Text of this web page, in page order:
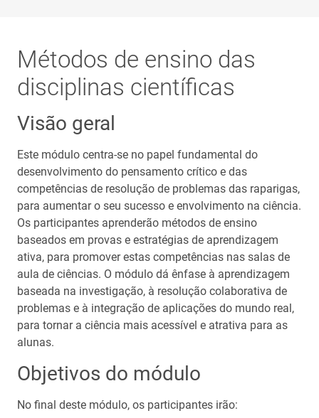
Métodos de ensino das
disciplinas científicas
Visão geral
Este módulo centra-se no papel fundamental do
desenvolvimento do pensamento crítico e das
competências de resolução de problemas das raparigas,
para aumentar o seu sucesso e envolvimento na ciência.
Os participantes aprenderão métodos de ensino
baseados em provas e estratégias de aprendizagem
ativa, para promover estas competências nas salas de
aula de ciências. O módulo dá ênfase à aprendizagem
baseada na investigação, à resolução colaborativa de
problemas e à integração de aplicações do mundo real,
para tornar a ciência mais acessível e atrativa para as
alunas.
Objetivos do módulo
No final deste módulo, os participantes irão: